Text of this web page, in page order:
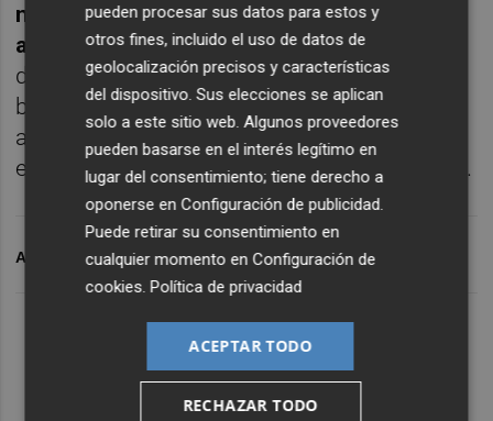
no volverá a los mercados hasta el mes de
agosto, cuando celebrará cuatro subastas,
dos de letras el 11 y el 25, y dos más de
bonos y obligaciones, el 6 y el 20 de agosto,
aunque suele ser habitual que alguna de las
emisiones de este mes estival no se celebre.
ARCHIVADO EN TESORO PÚBLICO D
pueden procesar sus datos para estos y
otros fines, incluido el uso de datos de
geolocalización precisos y características
del dispositivo. Sus elecciones se aplican
solo a este sitio web. Algunos proveedores
pueden basarse en el interés legítimo en
lugar del consentimiento; tiene derecho a
oponerse enConfiguración de publicidad.
Puede retirar su consentimiento en
cualquier momento enConfiguración de
cookies.Política de privacidad
ACEPTAR TODO
RECHAZAR TODO